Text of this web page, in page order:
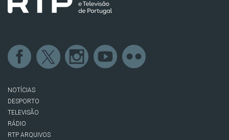
NOTÍCIAS
DESPORTO
TELEVISÃO
RÁDIO
RTP ARQUIVOS